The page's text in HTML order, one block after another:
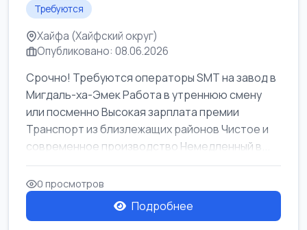
Требуются
Хайфа (Хайфский округ)
Опубликовано: 08.06.2026
Срочно! Требуются операторы SMT на завод в
Мигдаль-ха-Эмек Работа в утреннюю смену
или посменно Высокая зарплата премии
Транспорт из близлежащих районов Чистое и
современное производство Немедленный в...
0 просмотров
Подробнее